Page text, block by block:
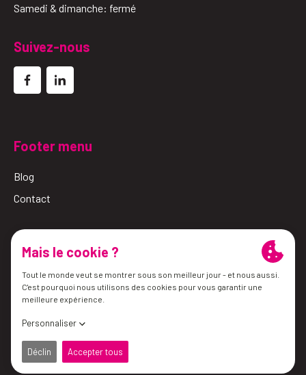
Samedi & dimanche: fermé
Suivez-nous
Footer menu
Blog
Contact
Conditions générales
Politique de confidentialité
les préférences en matière de cookies
site web par